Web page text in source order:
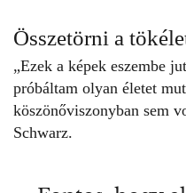
Összetörni a
„Ezek a képek eszembe
próbáltam olyan életet
köszönőviszonyban sem
Schwarz.